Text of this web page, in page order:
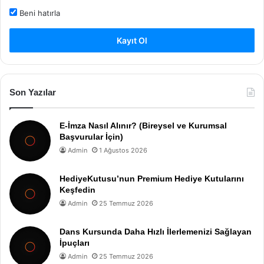
Beni hatırla
Kayıt Ol
Son Yazılar
E-İmza Nasıl Alınır? (Bireysel ve Kurumsal
Başvurular İçin)
Admin 1 Ağustos 2026
HediyeKutusu’nun Premium Hediye Kutularını
Keşfedin
Admin 25 Temmuz 2026
Dans Kursunda Daha Hızlı İlerlemenizi Sağlayan
İpuçları
Admin 25 Temmuz 2026